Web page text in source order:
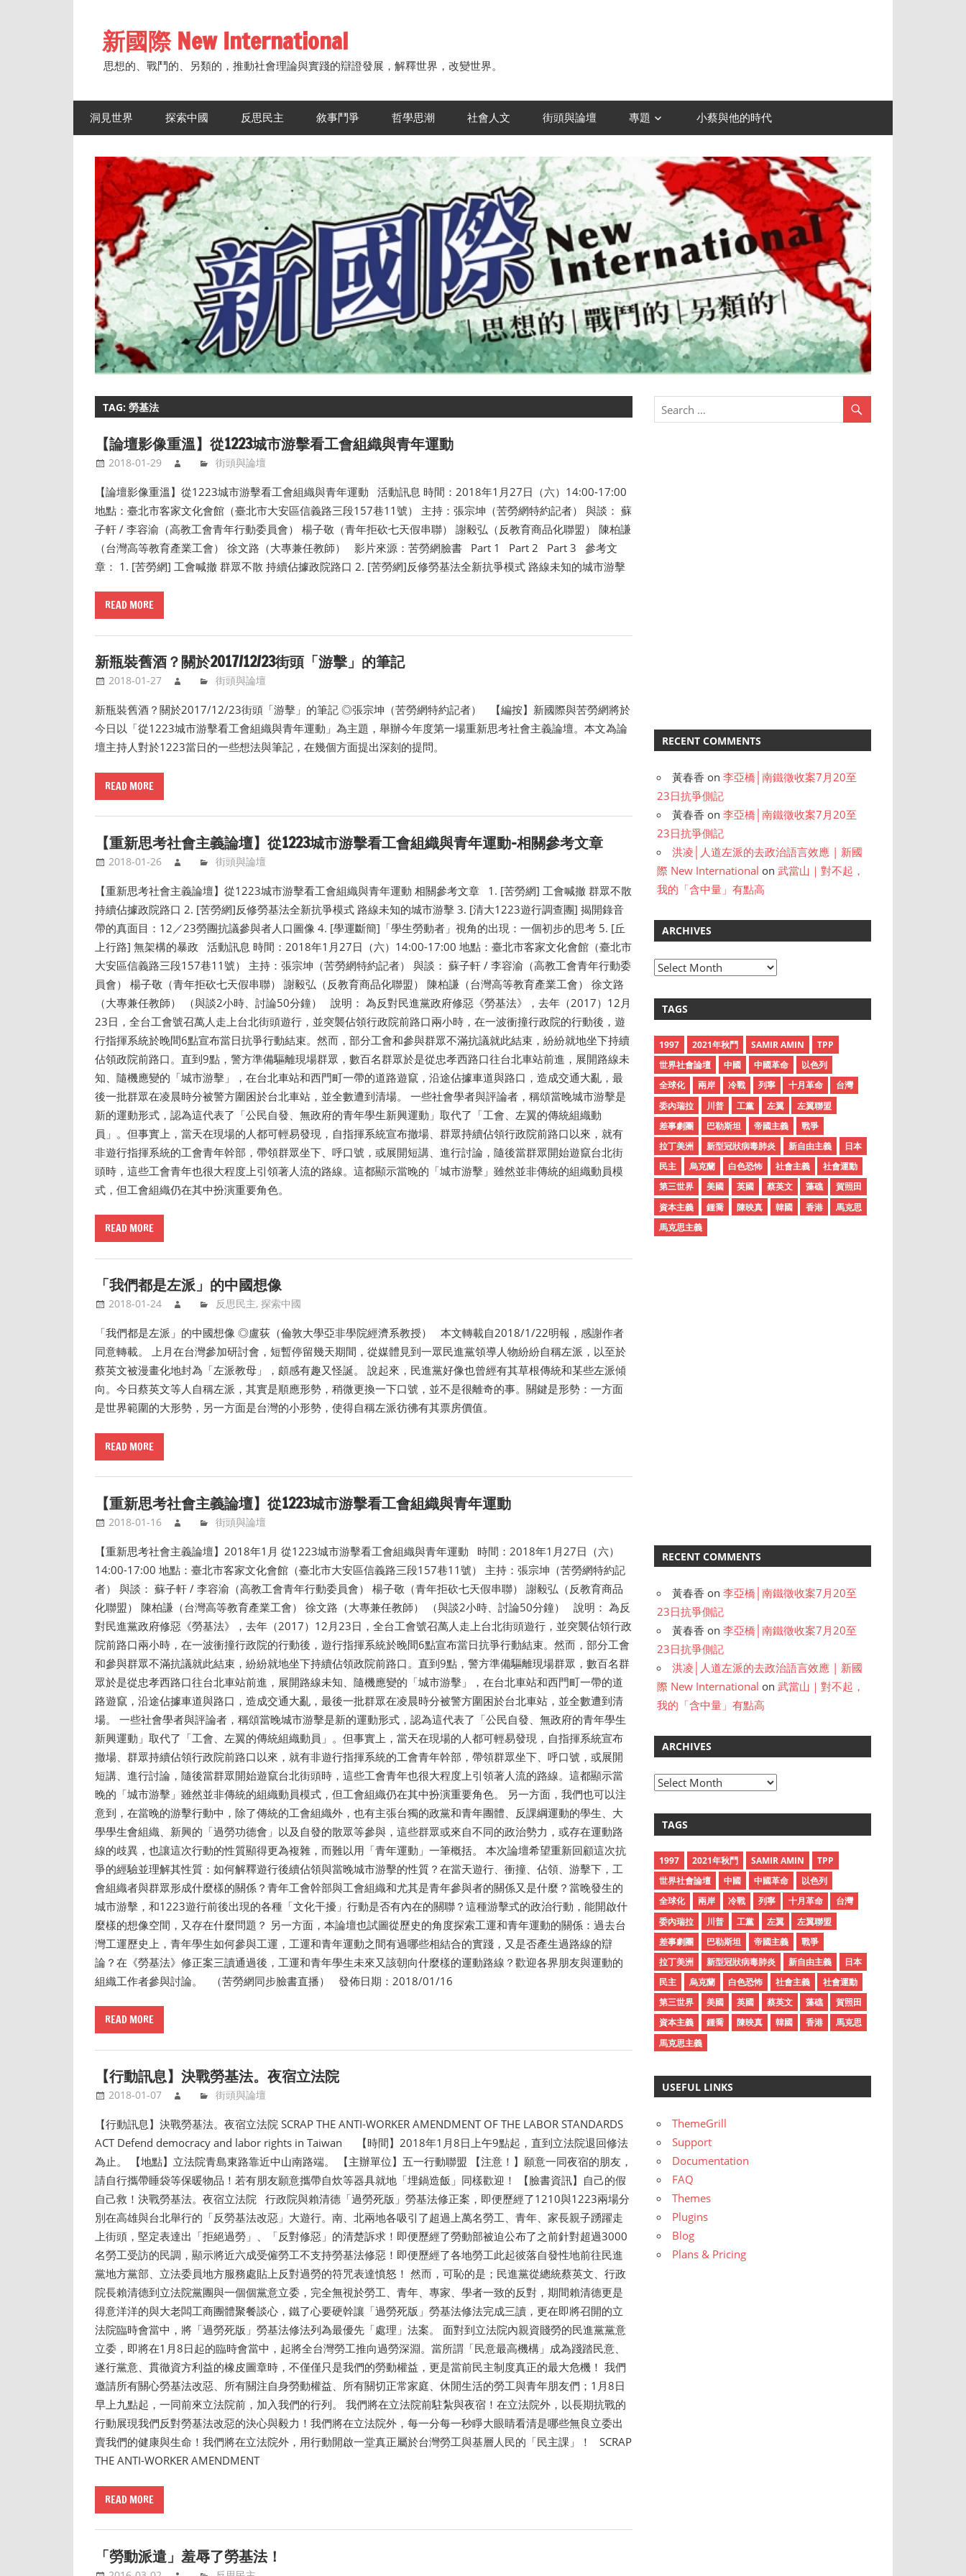
content新國際 New International
思想的、戰鬥的、另類的，推動社會理論與實踐的辯證發展，解釋世界，改變世界。
洞見世界 探索中國 反思民主 敘事鬥爭 哲學思潮 社會人文 街頭與論壇 專題 小蔡與他的時代
TAG: 勞基法
【論壇影像重溫】從1223城市游擊看工會組織與青年運動
2018-01-29 街頭與論壇
【論壇影像重溫】從1223城市游擊看工會組織與青年運動 活動訊息 時間：2018年1月27日（六）14:00-17:00
地點：臺北市客家文化會館（臺北市大安區信義路三段157巷11號） 主持：張宗坤（苦勞網特約記者） 與談： 蘇
子軒 / 李容渝（高教工會青年行動委員會） 楊子敬（青年拒砍七天假串聯） 謝毅弘（反教育商品化聯盟） 陳柏謙
（台灣高等教育產業工會） 徐文路（大專兼任教師） 影片來源：苦勞網臉書 Part 1 Part 2 Part 3 參考文
章： 1. [苦勞網] 工會喊撤 群眾不散 持續佔據政院路口 2. [苦勞網]反修勞基法全新抗爭模式 路線未知的城市游擊
READ MORE
新瓶裝舊酒？關於2017/12/23街頭「游擊」的筆記
2018-01-27 街頭與論壇
新瓶裝舊酒？關於2017/12/23街頭「游擊」的筆記 ◎張宗坤（苦勞網特約記者） 【編按】新國際與苦勞網將於
今日以「從1223城市游擊看工會組織與青年運動」為主題，舉辦今年度第一場重新思考社會主義論壇。本文為論
壇主持人對於1223當日的一些想法與筆記，在幾個方面提出深刻的提問。
READ MORE
【重新思考社會主義論壇】從1223城市游擊看工會組織與青年運動–相關參考文章
2018-01-26 街頭與論壇
【重新思考社會主義論壇】從1223城市游擊看工會組織與青年運動 相關參考文章 1. [苦勞網] 工會喊撤 群眾不散
持續佔據政院路口 2. [苦勞網]反修勞基法全新抗爭模式 路線未知的城市游擊 3. [清大1223遊行調查團] 揭開錄音
帶的真面目：12／23勞團抗議參與者人口圖像 4. [學運斷簡]「學生勞動者」視角的出現：一個初步的思考 5. [丘
上行路] 無架構的暴政 活動訊息 時間：2018年1月27日（六）14:00-17:00 地點：臺北市客家文化會館（臺北市
大安區信義路三段157巷11號） 主持：張宗坤（苦勞網特約記者） 與談： 蘇子軒 / 李容渝（高教工會青年行動委
員會） 楊子敬（青年拒砍七天假串聯） 謝毅弘（反教育商品化聯盟） 陳柏謙（台灣高等教育產業工會） 徐文路
（大專兼任教師） （與談2小時、討論50分鐘） 說明： 為反對民進黨政府修惡《勞基法》，去年（2017）12月
23日，全台工會號召萬人走上台北街頭遊行，並突襲佔領行政院前路口兩小時，在一波衝撞行政院的行動後，遊
行指揮系統於晚間6點宣布當日抗爭行動結束。然而，部分工會和參與群眾不滿抗議就此結束，紛紛就地坐下持續
佔領政院前路口。直到9點，警方準備驅離現場群眾，數百名群眾於是從忠孝西路口往台北車站前進，展開路線未
知、隨機應變的「城市游擊」，在台北車站和西門町一帶的道路遊竄，沿途佔據車道與路口，造成交通大亂，最
後一批群眾在凌晨時分被警方圍困於台北車站，並全數遭到清場。 一些社會學者與評論者，稱頌當晚城市游擊是
新的運動形式，認為這代表了「公民自發、無政府的青年學生新興運動」取代了「工會、左翼的傳統組織動
員」。但事實上，當天在現場的人都可輕易發現，自指揮系統宣布撤場、群眾持續佔領行政院前路口以來，就有
非遊行指揮系統的工會青年幹部，帶領群眾坐下、呼口號，或展開短講、進行討論，隨後當群眾開始遊竄台北街
頭時，這些工會青年也很大程度上引領著人流的路線。這都顯示當晚的「城市游擊」雖然並非傳統的組織動員模
式，但工會組織仍在其中扮演重要角色。
READ MORE
「我們都是左派」的中國想像
2018-01-24 反思民主, 探索中國
「我們都是左派」的中國想像 ◎盧荻（倫敦大學亞非學院經濟系教授） 本文轉載自2018/1/22明報，感謝作者
同意轉載。 上月在台灣參加研討會，短暫停留幾天期間，從媒體見到一眾民進黨領導人物紛紛自稱左派，以至於
蔡英文被漫畫化地封為「左派教母」，頗感有趣又怪誕。 說起來，民進黨好像也曾經有其草根傳統和某些左派傾
向。今日蔡英文等人自稱左派，其實是順應形勢，稍微更換一下口號，並不是很離奇的事。關鍵是形勢：一方面
是世界範圍的大形勢，另一方面是台灣的小形勢，使得自稱左派彷彿有其票房價值。
READ MORE
【重新思考社會主義論壇】從1223城市游擊看工會組織與青年運動
2018-01-16 街頭與論壇
【重新思考社會主義論壇】2018年1月 從1223城市游擊看工會組織與青年運動 時間：2018年1月27日（六）
14:00-17:00 地點：臺北市客家文化會館（臺北市大安區信義路三段157巷11號） 主持：張宗坤（苦勞網特約記
者） 與談： 蘇子軒 / 李容渝（高教工會青年行動委員會） 楊子敬（青年拒砍七天假串聯） 謝毅弘（反教育商品
化聯盟） 陳柏謙（台灣高等教育產業工會） 徐文路（大專兼任教師） （與談2小時、討論50分鐘） 說明： 為反
對民進黨政府修惡《勞基法》，去年（2017）12月23日，全台工會號召萬人走上台北街頭遊行，並突襲佔領行政
院前路口兩小時，在一波衝撞行政院的行動後，遊行指揮系統於晚間6點宣布當日抗爭行動結束。然而，部分工會
和參與群眾不滿抗議就此結束，紛紛就地坐下持續佔領政院前路口。直到9點，警方準備驅離現場群眾，數百名群
眾於是從忠孝西路口往台北車站前進，展開路線未知、隨機應變的「城市游擊」，在台北車站和西門町一帶的道
路遊竄，沿途佔據車道與路口，造成交通大亂，最後一批群眾在凌晨時分被警方圍困於台北車站，並全數遭到清
場。 一些社會學者與評論者，稱頌當晚城市游擊是新的運動形式，認為這代表了「公民自發、無政府的青年學生
新興運動」取代了「工會、左翼的傳統組織動員」。但事實上，當天在現場的人都可輕易發現，自指揮系統宣布
撤場、群眾持續佔領行政院前路口以來，就有非遊行指揮系統的工會青年幹部，帶領群眾坐下、呼口號，或展開
短講、進行討論，隨後當群眾開始遊竄台北街頭時，這些工會青年也很大程度上引領著人流的路線。這都顯示當
晚的「城市游擊」雖然並非傳統的組織動員模式，但工會組織仍在其中扮演重要角色。 另一方面，我們也可以注
意到，在當晚的游擊行動中，除了傳統的工會組織外，也有主張台獨的政黨和青年團體、反課綱運動的學生、大
學學生會組織、新興的「過勞功德會」以及自發的散眾等參與，這些群眾或來自不同的政治勢力，或存在運動路
線的歧異，也讓這次行動的性質顯得更為複雜，而難以用「青年運動」一筆概括。 本次論壇希望重新回顧這次抗
爭的經驗並理解其性質：如何解釋遊行後續佔領與當晚城市游擊的性質？在當天遊行、衝撞、佔領、游擊下，工
會組織者與群眾形成什麼樣的關係？青年工會幹部與工會組織和尤其是青年參與者的關係又是什麼？當晚發生的
城市游擊，和1223遊行前後出現的各種「文化干擾」行動是否有內在的關聯？這種游擊式的政治行動，能開啟什
麼樣的想像空間，又存在什麼問題？ 另一方面，本論壇也試圖從歷史的角度探索工運和青年運動的關係：過去台
灣工運歷史上，青年學生如何參與工運，工運和青年運動之間有過哪些相結合的實踐，又是否產生過路線的辯
論？在《勞基法》修正案三讀通過後，工運和青年學生未來又該朝向什麼樣的運動路線？歡迎各界朋友與運動的
組織工作者參與討論。 （苦勞網同步臉書直播） 發佈日期：2018/01/16
READ MORE
【行動訊息】決戰勞基法。夜宿立法院
2018-01-07 街頭與論壇
【行動訊息】決戰勞基法。夜宿立法院 SCRAP THE ANTI-WORKER AMENDMENT OF THE LABOR STANDARDS
ACT Defend democracy and labor rights in Taiwan 【時間】2018年1月8日上午9點起，直到立法院退回修法
為止。 【地點】立法院青島東路靠近中山南路端。 【主辦單位】五一行動聯盟 【注意！】願意一同夜宿的朋友，
請自行攜帶睡袋等保暖物品！若有朋友願意攜帶自炊等器具就地「埋鍋造飯」同樣歡迎！ 【臉書資訊】自己的假
自己救！決戰勞基法。夜宿立法院 行政院與賴清德「過勞死版」勞基法修正案，即便歷經了1210與1223兩場分
別在高雄與台北舉行的「反勞基法改惡」大遊行。南、北兩地各吸引了超過上萬名勞工、青年、家長親子踴躍走
上街頭，堅定表達出「拒絕過勞」、「反對修惡」的清楚訴求！即便歷經了勞動部被迫公布了之前針對超過3000
名勞工受訪的民調，顯示將近六成受僱勞工不支持勞基法修惡！即便歷經了各地勞工此起彼落自發性地前往民進
黨地方黨部、立法委員地方服務處貼上反對過勞的符咒表達憤怒！ 然而，可恥的是；民進黨從總統蔡英文、行政
院長賴清德到立法院黨團與一個個黨意立委，完全無視於勞工、青年、專家、學者一致的反對，期間賴清德更是
得意洋洋的與大老闆工商團體聚餐談心，鐵了心要硬幹讓「過勞死版」勞基法修法完成三讀，更在即將召開的立
法院臨時會當中，將「過勞死版」勞基法修法列為最優先「處理」法案。 面對到立法院內親資賤勞的民進黨黨意
立委，即將在1月8日起的臨時會當中，起將全台灣勞工推向過勞深淵。當所謂「民意最高機構」成為踐踏民意、
遂行黨意、貫徹資方利益的橡皮圖章時，不僅僅只是我們的勞動權益，更是當前民主制度真正的最大危機！ 我們
邀請所有關心勞基法改惡、所有關注自身勞動權益、所有關切正常家庭、休閒生活的勞工與青年朋友們；1月8日
早上九點起，一同前來立法院前，加入我們的行列。 我們將在立法院前駐紮與夜宿！在立法院外，以長期抗戰的
行動展現我們反對勞基法改惡的決心與毅力！我們將在立法院外，每一分每一秒睜大眼睛看清是哪些無良立委出
賣我們的健康與生命！我們將在立法院外，用行動開啟一堂真正屬於台灣勞工與基層人民的「民主課」！ SCRAP
THE ANTI-WORKER AMENDMENT
READ MORE
「勞動派遣」羞辱了勞基法！
RECENT COMMENTS
黃春香 on李亞橋│南鐵徵收案7月20至
23日抗爭側記
黃春香 on李亞橋│南鐵徵收案7月20至
23日抗爭側記
洪凌│人道左派的去政治語言效應 | 新國
際 New International on武當山｜對不起，
我的「含中量」有點高
ARCHIVES
A
h
v
e
s
TAGS
1997 2021年秋鬥 SAMIR AMIN
TPP
世界社會論壇
中國 中國革命
以色列
全球化
兩岸 冷戰 列寧 十月革命
台灣
委內瑞拉
川普 工黨 左翼
左翼聯盟
差事劇團
巴勒斯坦 帝國主義
戰爭
拉丁美洲
新型冠狀病毒肺炎 新自由主義
日本
民主
烏克蘭 白色恐怖 社會主義
社會運動
第三世界
美國 英國 蔡英文 藻礁
賀照田
資本主義
鍾喬 陳映真 韓國 香港
馬克思
馬克思主義
RECENT COMMENTS
黃春香 on李亞橋│南鐵徵收案7月20至
23日抗爭側記
黃春香 on李亞橋│南鐵徵收案7月20至
23日抗爭側記
洪凌│人道左派的去政治語言效應 | 新國
際 New International on武當山｜對不起，
我的「含中量」有點高
ARCHIVES
A
h
v
e
s
TAGS
1997 2021年秋鬥 SAMIR AMIN
TPP
世界社會論壇
中國 中國革命
以色列
全球化
兩岸 冷戰 列寧 十月革命
台灣
委內瑞拉
川普 工黨 左翼
左翼聯盟
差事劇團
巴勒斯坦 帝國主義
戰爭
拉丁美洲
新型冠狀病毒肺炎 新自由主義
日本
民主
烏克蘭 白色恐怖 社會主義
社會運動
第三世界
美國 英國 蔡英文 藻礁
賀照田
資本主義
鍾喬 陳映真 韓國 香港
馬克思
馬克思主義
USEFUL LINKS
ThemeGrill
Support
Documentation
FAQ
Themes
Plugins
Blog
Plans & Pricing